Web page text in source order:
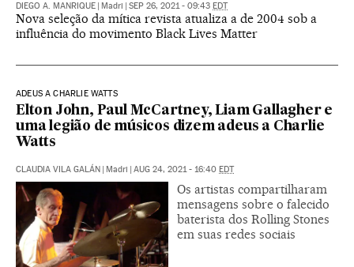
DIEGO A. MANRIQUE Madri SEP 26, 2021 - 09:43 EDT
Nova seleção da mítica revista atualiza a de 2004 sob a
influência do movimento Black Lives Matter
ADEUS A CHARLIE WATTS
Elton John, Paul McCartney, Liam Gallagher e
uma legião de músicos dizem adeus a Charlie
Watts
CLAUDIA VILA GALÁN Madri AUG 24, 2021 - 16:40 EDT
Os artistas compartilharam
mensagens sobre o falecido
baterista dos Rolling Stones
em suas redes sociais